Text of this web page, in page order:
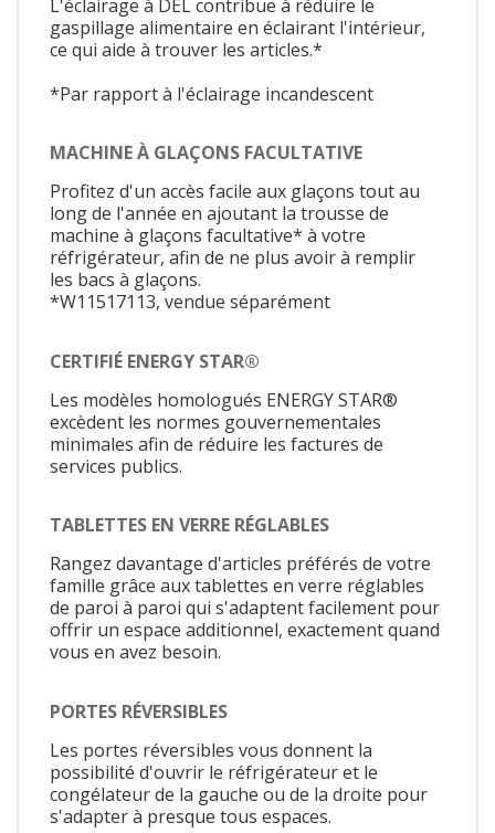
L'éclairage à DEL contribue à réduire le
gaspillage alimentaire en éclairant l'intérieur,
ce qui aide à trouver les articles.*
*Par rapport à l'éclairage incandescent
MACHINE À GLAÇONS FACULTATIVE
Profitez d'un accès facile aux glaçons tout au
long de l'année en ajoutant la trousse de
machine à glaçons facultative* à votre
réfrigérateur, afin de ne plus avoir à remplir
les bacs à glaçons.
*W11517113, vendue séparément
CERTIFIÉ ENERGY STAR®
Les modèles homologués ENERGY STAR®
excèdent les normes gouvernementales
minimales afin de réduire les factures de
services publics.
TABLETTES EN VERRE RÉGLABLES
Rangez davantage d'articles préférés de votre
famille grâce aux tablettes en verre réglables
de paroi à paroi qui s'adaptent facilement pour
offrir un espace additionnel, exactement quand
vous en avez besoin.
PORTES RÉVERSIBLES
Les portes réversibles vous donnent la
possibilité d'ouvrir le réfrigérateur et le
congélateur de la gauche ou de la droite pour
s'adapter à presque tous espaces.